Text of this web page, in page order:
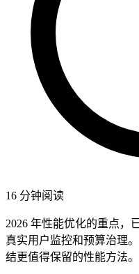
16 分钟阅读
2026 年性能优化的重点，
真实用户监控和预算治理
结更值得保留的性能方法。